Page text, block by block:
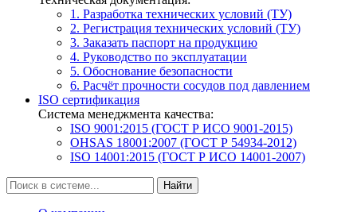
1. Разработка технических условий (ТУ)
2. Регистрация технических условий (ТУ)
3. Заказать паспорт на продукцию
4. Руководство по эксплуатации
5. Обоснование безопасности
6. Расчёт прочности сосудов под давлением
ISO сертификация
Система менеджмента качества:
ISO 9001:2015 (ГОСТ Р ИСО 9001-2015)
OHSAS 18001:2007 (ГОСТ Р 54934-2012)
ISO 14001:2015 (ГОСТ Р ИСО 14001-2007)
Найти